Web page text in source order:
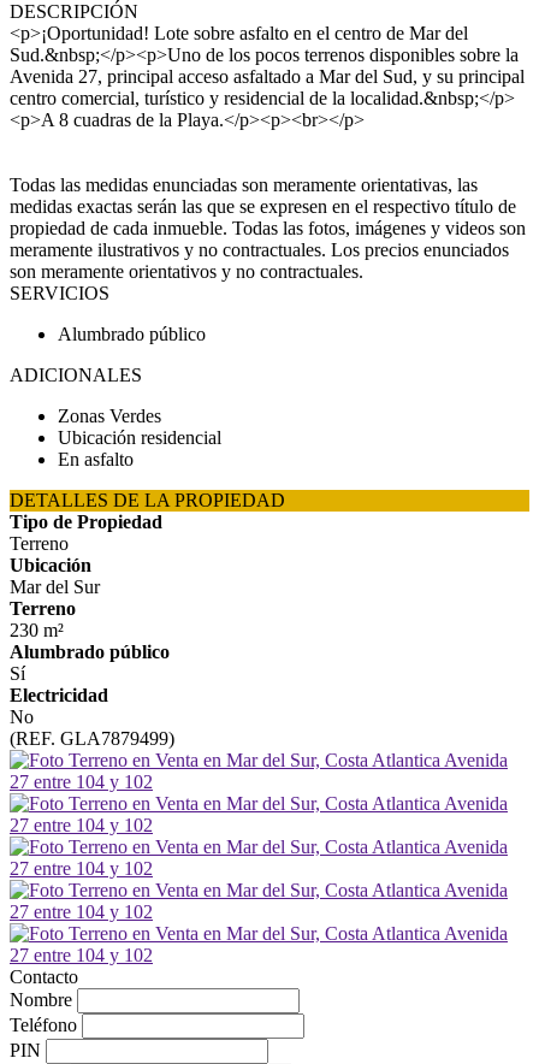
DESCRIPCIÓN
<p>¡Oportunidad! Lote sobre asfalto en el centro de Mar del
Sud.&nbsp;</p><p>Uno de los pocos terrenos disponibles sobre la
Avenida 27, principal acceso asfaltado a Mar del Sud, y su principal
centro comercial, turístico y residencial de la localidad.&nbsp;</p>
<p>A 8 cuadras de la Playa.</p><p><br></p>
Todas las medidas enunciadas son meramente orientativas, las
medidas exactas serán las que se expresen en el respectivo título de
propiedad de cada inmueble. Todas las fotos, imágenes y videos son
meramente ilustrativos y no contractuales. Los precios enunciados
son meramente orientativos y no contractuales.
SERVICIOS
Alumbrado público
ADICIONALES
Zonas Verdes
Ubicación residencial
En asfalto
DETALLES DE LA PROPIEDAD
Tipo de Propiedad
Terreno
Ubicación
Mar del Sur
Terreno
230 m²
Alumbrado público
Sí
Electricidad
No
(REF. GLA7879499)
Contacto
Nombre
Teléfono
PIN